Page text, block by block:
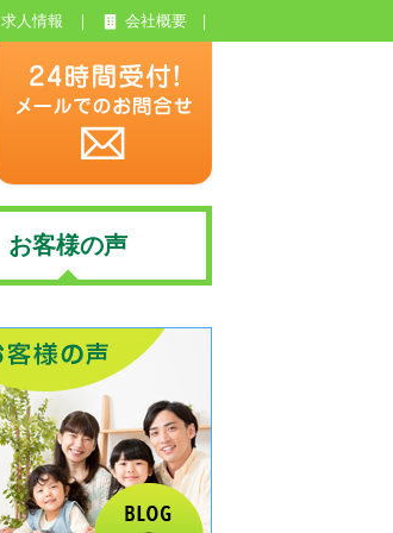
求人情報 会社概要
お客様の声